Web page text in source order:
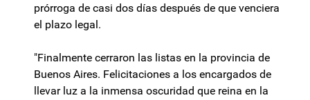
prórroga de casi dos días después de que venciera
el plazo legal.
"Finalmente cerraron las listas en la provincia de
Buenos Aires. Felicitaciones a los encargados de
llevar luz a la inmensa oscuridad que reina en la